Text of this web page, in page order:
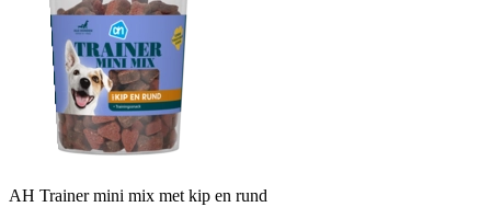
AH Trainer mini mix met kip en rund